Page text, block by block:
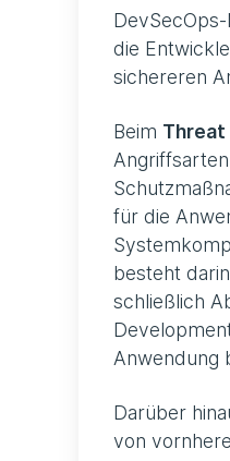
die
sichereren
Beim Threat
für die
besteht
schließlich
Anwendung
Darüber
von